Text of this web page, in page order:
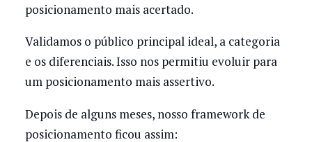
posicionamento mais acertado.
Validamos o público principal ideal, a categoria
e os diferenciais. Isso nos permitiu evoluir para
um posicionamento mais assertivo.
Depois de alguns meses, nosso framework de
posicionamento ficou assim: